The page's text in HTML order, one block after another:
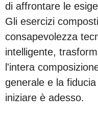
di affrontare le
Gli esercizi
consapevolezza
intelligente,
l'intera
generale e la
iniziare è adesso.